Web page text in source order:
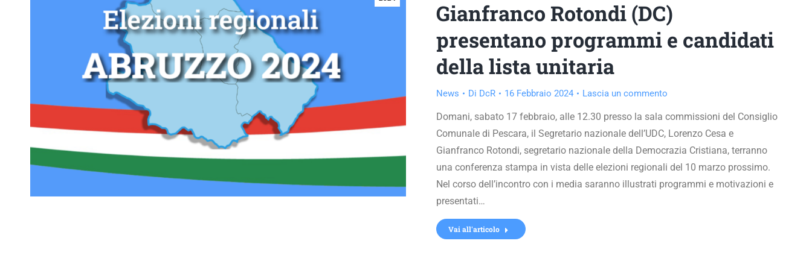
Gianfranco Rotondi (DC)
presentano programmi e candidati
della lista unitaria
News Di DcR 16 Febbraio 2024 Lascia un commento
Domani, sabato 17 febbraio, alle 12.30 presso la sala commissioni del Consiglio
Comunale di Pescara, il Segretario nazionale dell’UDC, Lorenzo Cesa e
Gianfranco Rotondi, segretario nazionale della Democrazia Cristiana, terranno
una conferenza stampa in vista delle elezioni regionali del 10 marzo prossimo.
Nel corso dell’incontro con i media saranno illustrati programmi e motivazioni e
presentati…
Vai all'articolo